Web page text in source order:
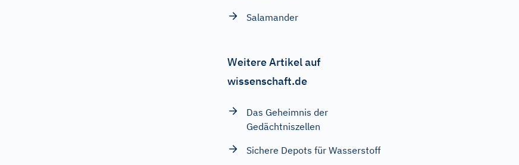
Salamander
Weitere Artikel auf
wissenschaft.de
Das Geheimnis der
Gedächtniszellen
Sichere Depots für Wasserstoff